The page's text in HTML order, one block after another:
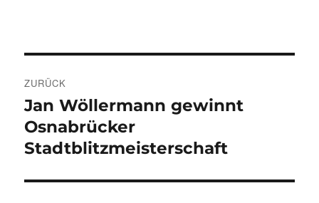
ZURÜCK
Vorheriger
Beitrag:
Jan Wöllermann gewinnt
Osnabrücker
Stadtblitzmeisterschaft